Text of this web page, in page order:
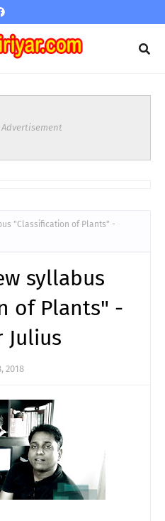
Advertisement
"Classification of Plants" -
syllabus
of Plants" -
Julius
2018